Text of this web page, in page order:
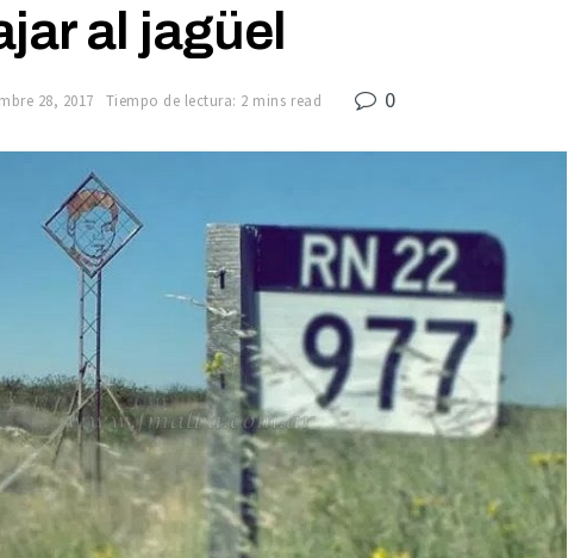
al jagüel
28, 2017 Tiempo de lectura: 2 mins read 0